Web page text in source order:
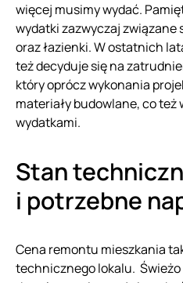
więcej musimy wydać.
wydatki zazwyczaj związane
oraz łazienki. W ostatnich
też decyduje się na
który oprócz wykonania
materiały budowlane, co też
wydatkami.
Stan
i potrzebne
Cena remontu mieszkania
technicznego lokalu.